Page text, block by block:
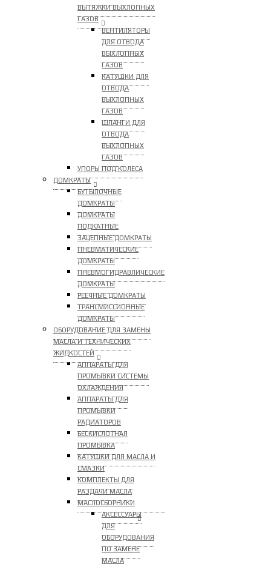
ВЫТЯЖКИ ВЫХЛОПНЫХ
ГАЗОВ
ВЕНТИЛЯТОРЫ
ДЛЯ ОТВОДА
ВЫХЛОПНЫХ
ГАЗОВ
КАТУШКИ ДЛЯ
ОТВОДА
ВЫХЛОПНЫХ
ГАЗОВ
ШЛАНГИ ДЛЯ
ОТВОДА
ВЫХЛОПНЫХ
ГАЗОВ
УПОРЫ ПОД КОЛЕСА
ДОМКРАТЫ
БУТЫЛОЧНЫЕ
ДОМКРАТЫ
ДОМКРАТЫ
ПОДКАТНЫЕ
ЗАЦЕПНЫЕ ДОМКРАТЫ
ПНЕВМАТИЧЕСКИЕ
ДОМКРАТЫ
ПНЕВМОГИДРАВЛИЧЕСКИЕ
ДОМКРАТЫ
РЕЕЧНЫЕ ДОМКРАТЫ
ТРАНСМИССИОННЫЕ
ДОМКРАТЫ
ОБОРУДОВАНИЕ ДЛЯ ЗАМЕНЫ
МАСЛА И ТЕХНИЧЕСКИХ
ЖИДКОСТЕЙ
АППАРАТЫ ДЛЯ
ПРОМЫВКИ СИСТЕМЫ
ОХЛАЖДЕНИЯ
АППАРАТЫ ДЛЯ
ПРОМЫВКИ
РАДИАТОРОВ
БЕСКИСЛОТНАЯ
ПРОМЫВКА
КАТУШКИ ДЛЯ МАСЛА И
СМАЗКИ
КОМПЛЕКТЫ ДЛЯ
РАЗДАЧИ МАСЛА
МАСЛОСБОРНИКИ
АКСЕССУАРЫ
ДЛЯ
ОБОРУДОВАНИЯ
ПО ЗАМЕНЕ
МАСЛА